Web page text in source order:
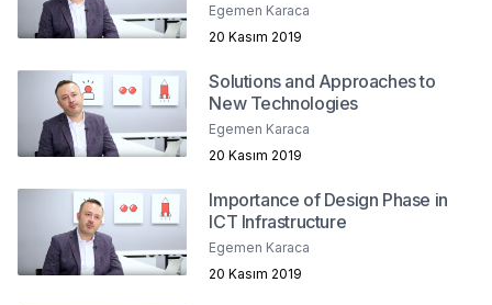
Egemen Karaca
20 Kasım 2019
Solutions and Approaches to
New Technologies
Egemen Karaca
20 Kasım 2019
Importance of Design Phase in
ICT Infrastructure
Egemen Karaca
20 Kasım 2019